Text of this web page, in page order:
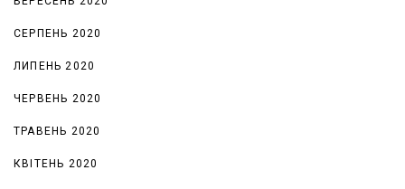
СЕРПЕНЬ 2020
ЛИПЕНЬ 2020
ЧЕРВЕНЬ 2020
ТРАВЕНЬ 2020
КВІТЕНЬ 2020